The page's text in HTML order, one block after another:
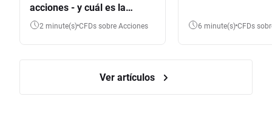
acciones - y cuál es la
diferencia?
2 minute(s) CFDs sobre Acciones 6 minute(s) CFDs
Ver artículos